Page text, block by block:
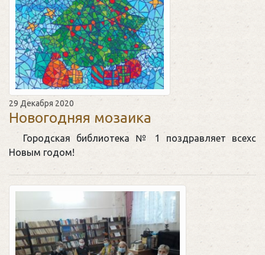
29 Декабря 2020
Новогодняя мозаика
Городская библиотека № 1 поздравляет всехс
Новым годом!